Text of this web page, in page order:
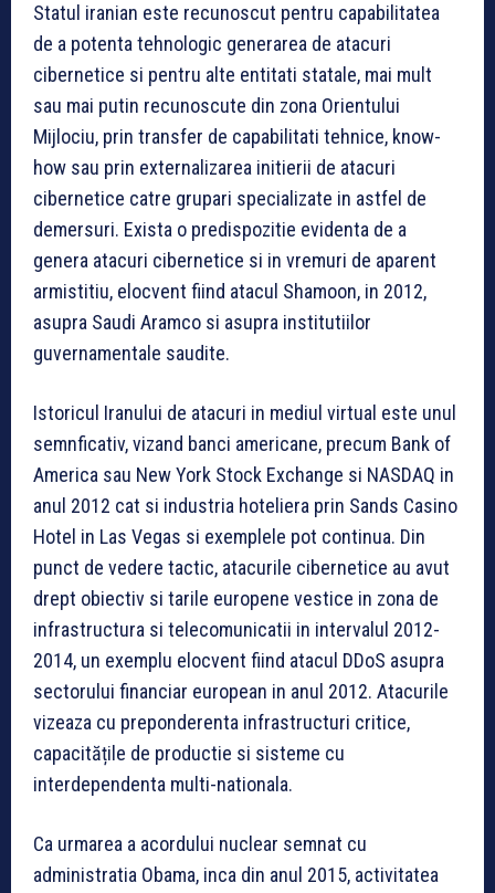
Statul iranian este recunoscut pentru capabilitatea
de a potenta tehnologic generarea de atacuri
cibernetice si pentru alte entitati statale, mai mult
sau mai putin recunoscute din zona Orientului
Mijlociu, prin transfer de capabilitati tehnice, know-
how sau prin externalizarea initierii de atacuri
cibernetice catre grupari specializate in astfel de
demersuri. Exista o predispozitie evidenta de a
genera atacuri cibernetice si in vremuri de aparent
armistitiu, elocvent fiind atacul Shamoon, in 2012,
asupra Saudi Aramco si asupra institutiilor
guvernamentale saudite.
Istoricul Iranului de atacuri in mediul virtual este unul
semnficativ, vizand banci americane, precum Bank of
America sau New York Stock Exchange si NASDAQ in
anul 2012 cat si industria hoteliera prin Sands Casino
Hotel in Las Vegas si exemplele pot continua. Din
punct de vedere tactic, atacurile cibernetice au avut
drept obiectiv si tarile europene vestice in zona de
infrastructura si telecomunicatii in intervalul 2012-
2014, un exemplu elocvent fiind atacul DDoS asupra
sectorului financiar european in anul 2012. Atacurile
vizeaza cu preponderenta infrastructuri critice,
capacitățile de productie si sisteme cu
interdependenta multi-nationala.
Ca urmarea a acordului nuclear semnat cu
administratia Obama, inca din anul 2015, activitatea